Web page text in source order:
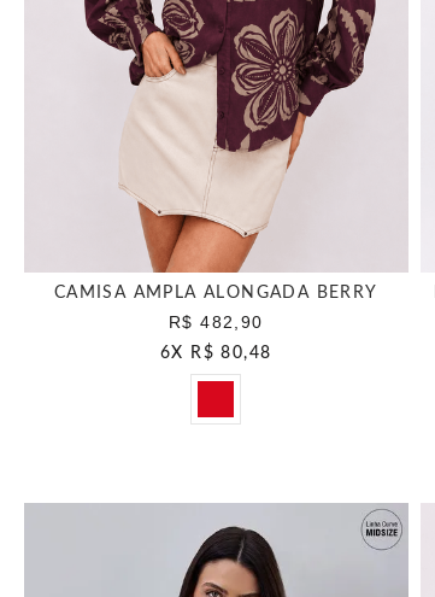
CAMISA AMPLA ALONGADA BERRY
R$ 482,90
6X R$ 80,48